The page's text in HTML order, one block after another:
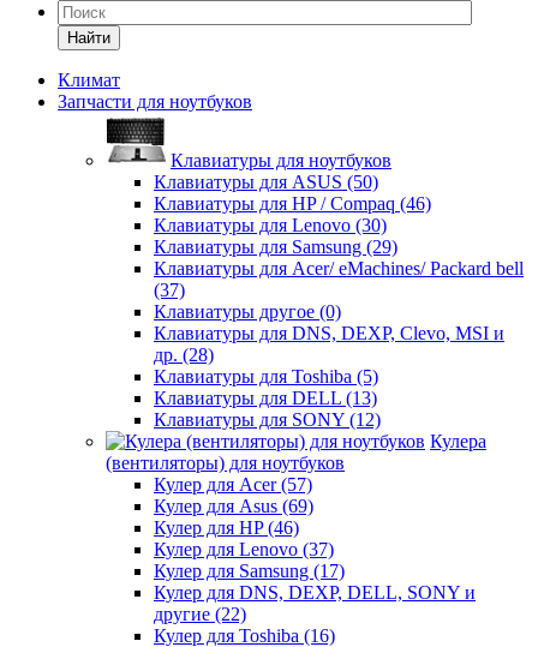
Найти
Климат
Запчасти для ноутбуков
Клавиатуры для ноутбуков
Клавиатуры для ASUS (50)
Клавиатуры для HP / Compaq (46)
Клавиатуры для Lenovo (30)
Клавиатуры для Samsung (29)
Клавиатуры для Acer/ eMachines/ Packard bell
(37)
Клавиатуры другое (0)
Клавиатуры для DNS, DEXP, Clevo, MSI и
др. (28)
Клавиатуры для Toshiba (5)
Клавиатуры для DELL (13)
Клавиатуры для SONY (12)
Кулера
(вентиляторы) для ноутбуков
Кулер для Acer (57)
Кулер для Asus (69)
Кулер для HP (46)
Кулер для Lenovo (37)
Кулер для Samsung (17)
Кулер для DNS, DEXP, DELL, SONY и
другие (22)
Кулер для Toshiba (16)